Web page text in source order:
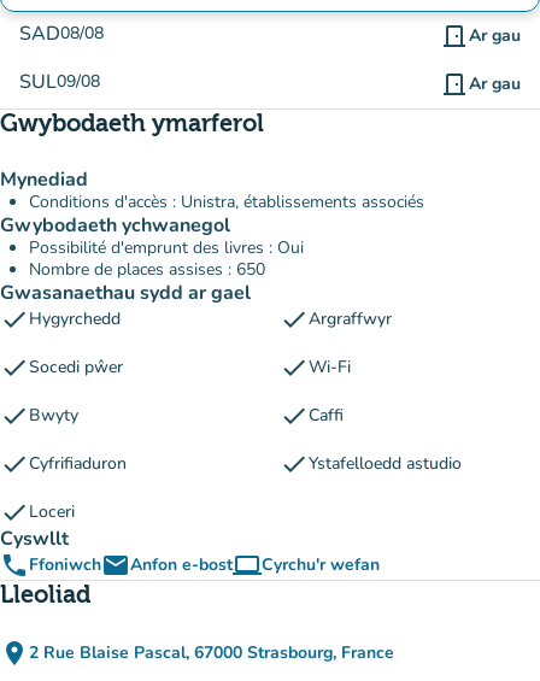
SAD08/08 door_front Ar gau
SUL09/08 door_front Ar gau
Gwybodaeth ymarferol
Mynediad
Conditions d'accès : Unistra, établissements associés
Gwybodaeth ychwanegol
Possibilité d'emprunt des livres : Oui
Nombre de places assises : 650
Gwasanaethau sydd ar gael
check Hygyrchedd checkArgraffwyr
checkSocedi pŵer checkWi-Fi
check Bwyty checkCaffi
checkCyfrifiaduron checkYstafelloedd astudio
check Loceri
Cyswllt
phone FfoniwchemailAnfon e-bostcomputerCyrchu'r wefan
(tab newydd)
Lleoliad
place 2 Rue Blaise Pascal, 67000 Strasbourg, France
(agor yn Google Maps)
(tab newydd)